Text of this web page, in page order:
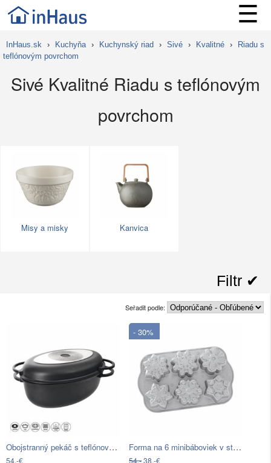
☰
InHaus.sk › Kuchyňa › Kuchynský riad › Sivé › Kvalitné ›
Riadu s
teflónovým povrchom
Sivé Kvalitné Riadu s teflónovým
povrchom
Misy a misky Kanvica
Filtr ✔︎
Seřadit podle:
Obojstranný pekáč s teflónovým povrchom…
54,-€
- 30%
Forma na 6 minibáboviek v striebornej…
54,-38,-€